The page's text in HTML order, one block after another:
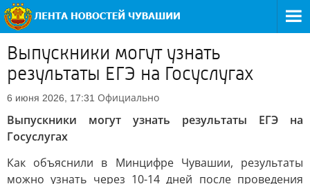
Выпускники могут узнать
результаты ЕГЭ на Госуслугах
6 июня 2026, 17:31 Официально
Выпускники могут узнать результаты ЕГЭ на
Госуслугах
Как объяснили в Минцифре Чувашии, результаты
можно узнать через 10-14 дней после проведения